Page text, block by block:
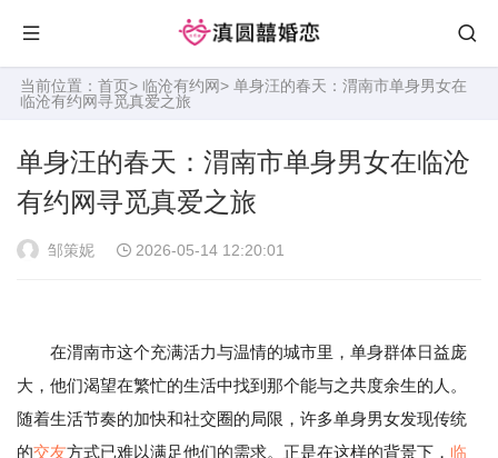
当前位置： 首页> 临沧有约网> 单身汪的春天：渭南市单身男女在
临沧有约网寻觅真爱之旅
单身汪的春天：渭南市单身男女在临沧
有约网寻觅真爱之旅
邹策妮 2026-05-14 12:20:01
在渭南市这个充满活力与温情的城市里，单身群体日益庞
大，他们渴望在繁忙的生活中找到那个能与之共度余生的人。
随着生活节奏的加快和社交圈的局限，许多单身男女发现传统
的交友方式已难以满足他们的需求。正是在这样的背景下， 临